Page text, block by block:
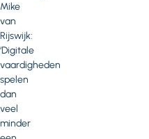
Mike
van
Rijswijk:
‘Digitale
vaardigheden
spelen
dan
veel
minder